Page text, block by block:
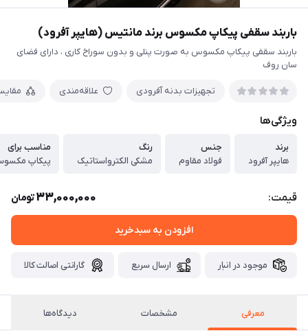
باربند سقفی پیکاپ مکسوس برند مانتیس (هایپر آفرود)
باربند سقفی پیکاپ مکسوس به صورت پنلی و بدون سوراخ کاری ، دارای فضای
سان روف
تجهیزات بدنه آفرودی علاقه‌مندی
ویژگی‌ها
برند
هایپر آفرود
جنس
فولاد مقاوم
رنگ
مشکی الکترواستاتیک
مناسب برای
پیکاپ
قیمت: 33,000,000تومان
افزودن به سبدخرید
موجود در انبار ارسال سریع گارانتی اصالت کالا
معرفی مشخصات دیدگاه‌ها